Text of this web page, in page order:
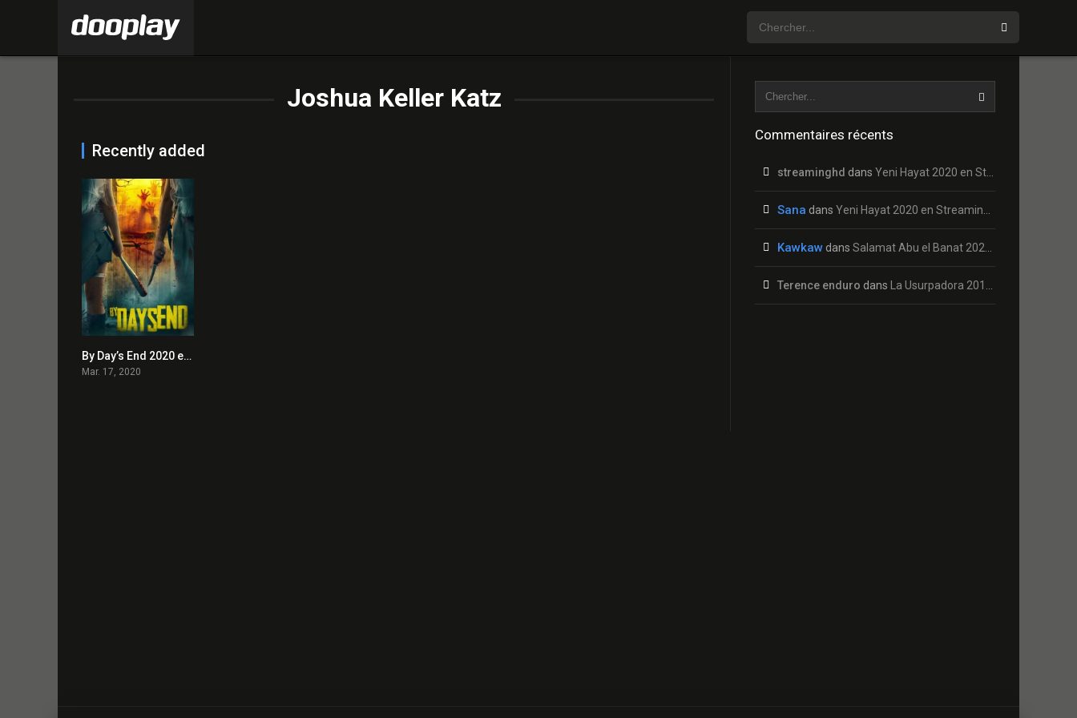
Joshua Keller Katz
Recently added
3.0By Day’s End 2020 en Streaming HD Gratuit !
Mar. 17, 2020
Commentaires récents
streaminghd dans Yeni Hayat 2020 en Streaming HD Gratuit !
Sana dans Yeni Hayat 2020 en Streaming HD Gratuit !
Kawkaw dans Salamat Abu el Banat 2020 en Streaming HD Gratuit !
Terence enduro dans La Usurpadora 2019 en Streaming HD Gratuit !